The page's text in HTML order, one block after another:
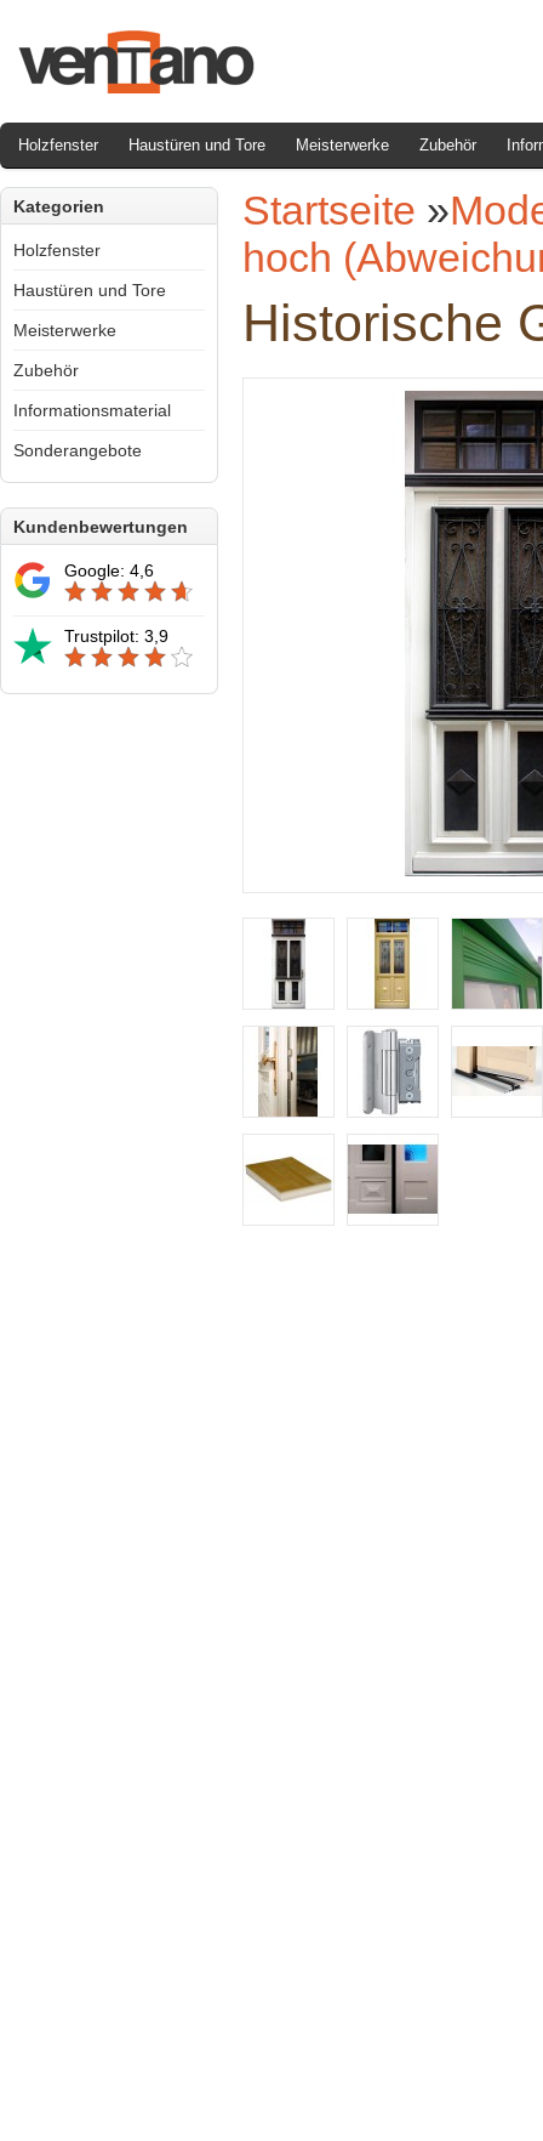
Holzfenster Haustüren und Tore Meisterwerke Zubehör
Kategorien
Holzfenster
Haustüren und Tore
Meisterwerke
Zubehör
Informationsmaterial
Sonderangebote
Kundenbewertungen
Google: 4,6
Trustpilot: 3,9
Startseite »
hoch
Historische